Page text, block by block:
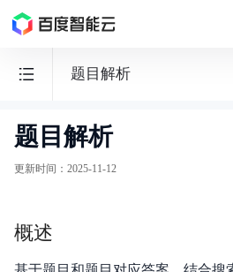
题目解析
百
度
·
题目解析
更新时间 ： 2025-11-12
概述